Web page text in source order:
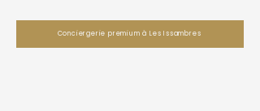
Conciergerie premium à Les Issambres